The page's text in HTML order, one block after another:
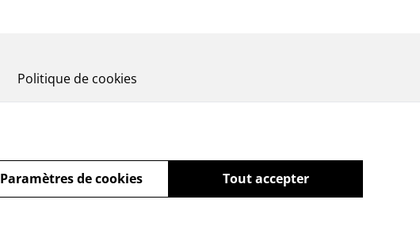
Politique de cookies
Tout accepter
Paramètres de cookies